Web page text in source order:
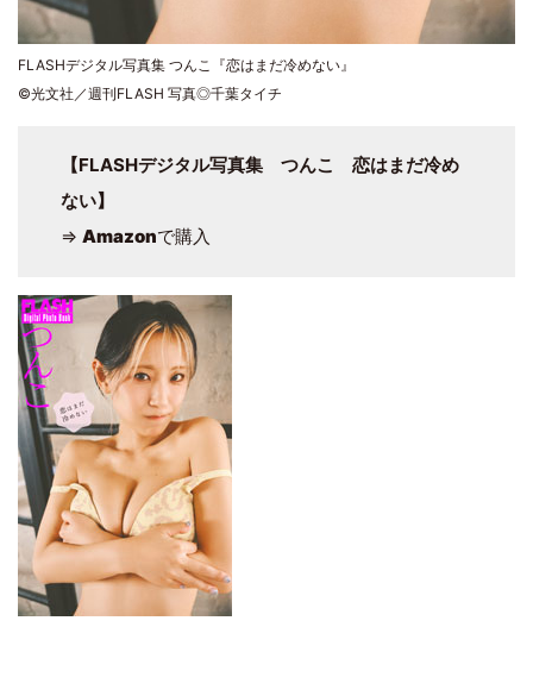
FLASHデジタル写真集 つんこ『恋はまだ冷めない』
©光文社／週刊FLASH 写真◎千葉タイチ
【FLASHデジタル写真集 つんこ 恋はまだ冷め
ない】
⇒ Amazonで購入